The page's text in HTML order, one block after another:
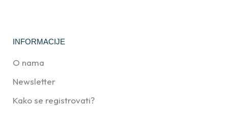
INFORMACIJE
O nama
Newsletter
Kako se registrovati?